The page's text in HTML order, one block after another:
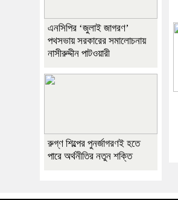
এনসিপির ‘জুলাই জাগরণ’
পথসভায় সরকারের সমালোচনায়
নাসীরুদ্দীন পাটওয়ারী
রুগ্ণ শিল্পের পুনর্জাগরণই হতে
পারে অর্থনীতির নতুন শক্তি